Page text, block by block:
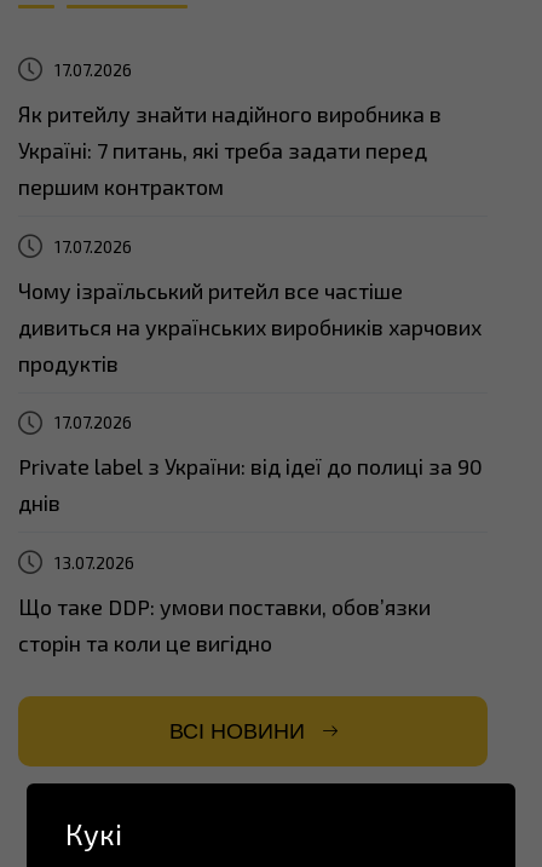
17.07.2026
Як ритейлу знайти надійного виробника в
Україні: 7 питань, які треба задати перед
першим контрактом
17.07.2026
Чому ізраїльський ритейл все частіше
дивиться на українських виробників харчових
продуктів
17.07.2026
Private label з України: від ідеї до полиці за 90
днів
13.07.2026
Що таке DDP: умови поставки, обов’язки
сторін та коли це вигідно
ВСІ НОВИНИ
Кукі